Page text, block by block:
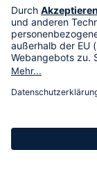
HSE